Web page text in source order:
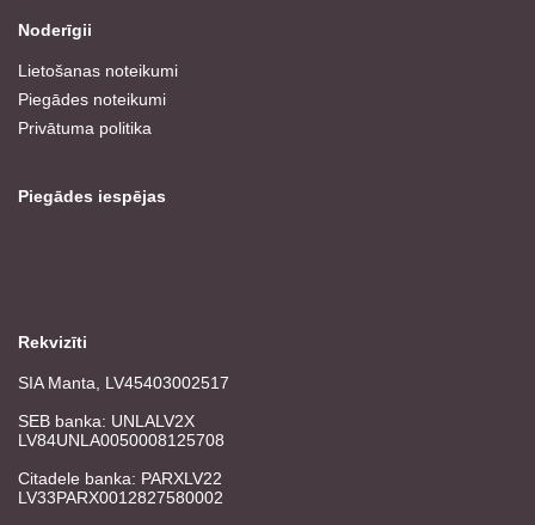
Noderīgii
Lietošanas noteikumi
Piegādes noteikumi
Privātuma politika
Piegādes iespējas
Rekvizīti
SIA Manta, LV45403002517
SEB banka: UNLALV2X
LV84UNLA0050008125708
Citadele banka: PARXLV22
LV33PARX0012827580002